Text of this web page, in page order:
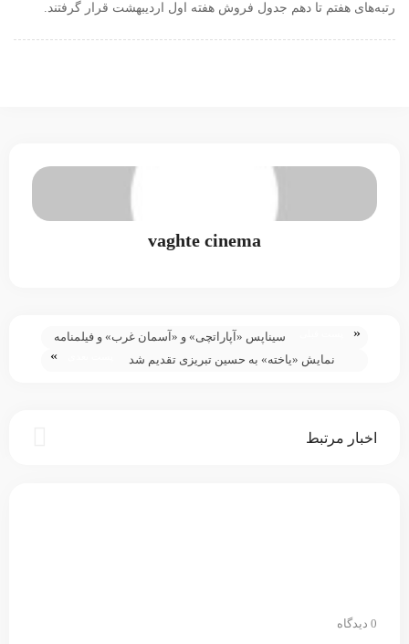
رتبه‌های هفتم تا دهم جدول فروش هفته اول اردیبهشت قرار گرفتند.
vaghte cinema
«
سیناپس «آپاراتچی» و «آسمان غرب» و فیلمنامه
«یادآوری» کریستوفر نولان در شماره جدید فیلم
نمایش «یاخته» به حسین تبریزی تقدیم شد »
اخبار مرتبط
0 دیدگاه